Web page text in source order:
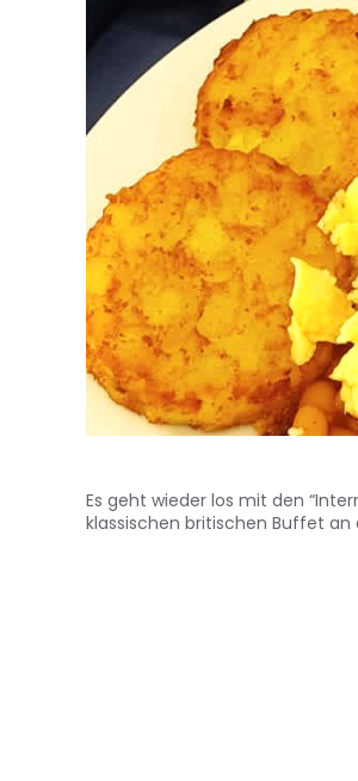
Es geht wieder los mit den
klassischen britischen Buffet an